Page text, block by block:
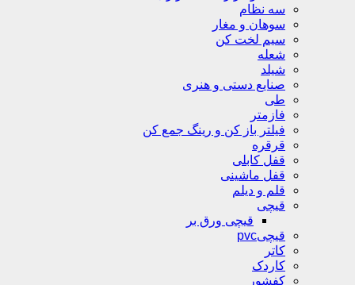
سه نظام
سوهان و مغار
سیم لخت کن
شعله
شیلد
صنایع دستی و هنری
طی
فازمتر
فیلتر باز کن و رینگ جمع کن
قرقره
قفل کابلی
قفل ماشینی
قلم و دیلم
قیچی
قیچی ورق بر
قیچیpvc
کاتر
کاردک
کفشور